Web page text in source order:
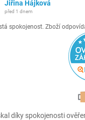
Jiřina Hájková
před 1 dnem
spokojenost. Zboží
díky spokojenosti